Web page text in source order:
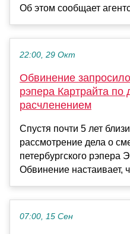
Об этом сообщает
22:00, 29 Окт
Обвинение
рэпера Картрайта по
расчленением
Спустя почти 5 лет
рассмотрение дела о
петербургского рэпера
Обвинение настаивает,
07:00, 15 Сен